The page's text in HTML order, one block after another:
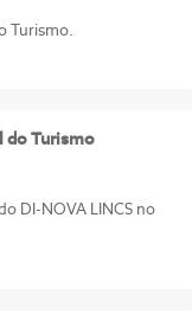
Turismo.
do Turismo
DI-NOVA LINCS no